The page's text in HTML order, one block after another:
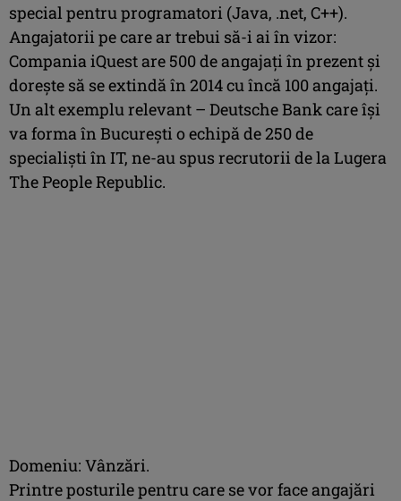
special pentru programatori (Java, .net, C++).
Angajatorii pe care ar trebui să-i ai în vizor:
Compania iQuest are 500 de angajaţi în prezent şi
doreşte să se extindă în 2014 cu încă 100 angajaţi.
Un alt exemplu relevant – Deutsche Bank care îşi
va forma în Bucureşti o echipă de 250 de
specialişti în IT, ne-au spus recrutorii de la Lugera
The People Republic.
Domeniu: Vânzări.
Printre posturile pentru care se vor face angajări